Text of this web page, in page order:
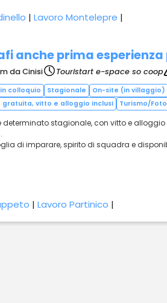
| Lavoro Montelepre |
anche prima
da Cinisi Touristart e-space so coop
colloquio Stagionale On-site (in villaggio)
gratuita, vitto e alloggio inclusi
Turismo/
determinato stagionale, con vitto e
di imparare, spirito di squadra e
| Lavoro Partinico |